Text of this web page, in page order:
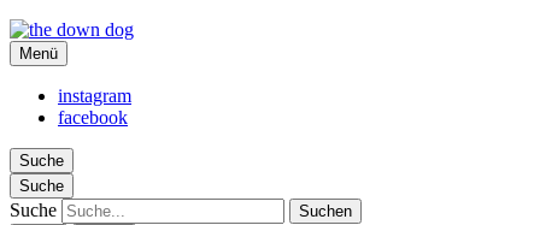
the down dog
Christina Ilchman
Menü
instagram
facebook
Suche
Suche
Suche